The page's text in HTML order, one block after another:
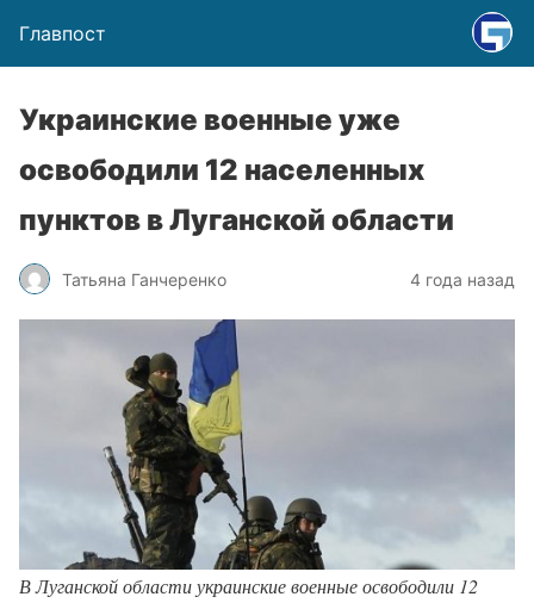
Главпост
Украинские военные уже
освободили 12 населенных
пунктов в Луганской области
Татьяна Ганчеренко 4 года назад
В Луганской области украинские военные освободили 12